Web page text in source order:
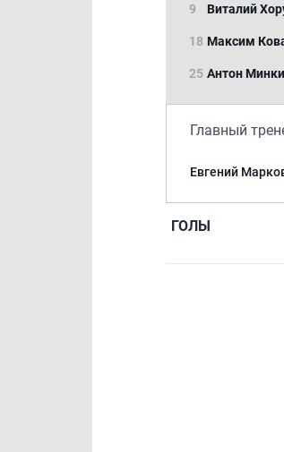
9 Виталий
18 Максим
25 Антон
Главный
Евгений
ГОЛЫ